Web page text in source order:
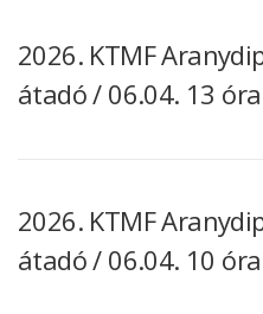
SZOLGÁLTATÁSOK
2026. KTMF
átadó / 06.04. 13 óra
2026. KTMF
átadó / 06.04. 10 óra